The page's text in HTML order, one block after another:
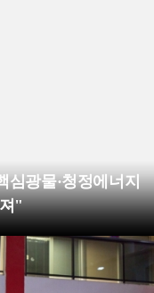
광물·청정에너지
"